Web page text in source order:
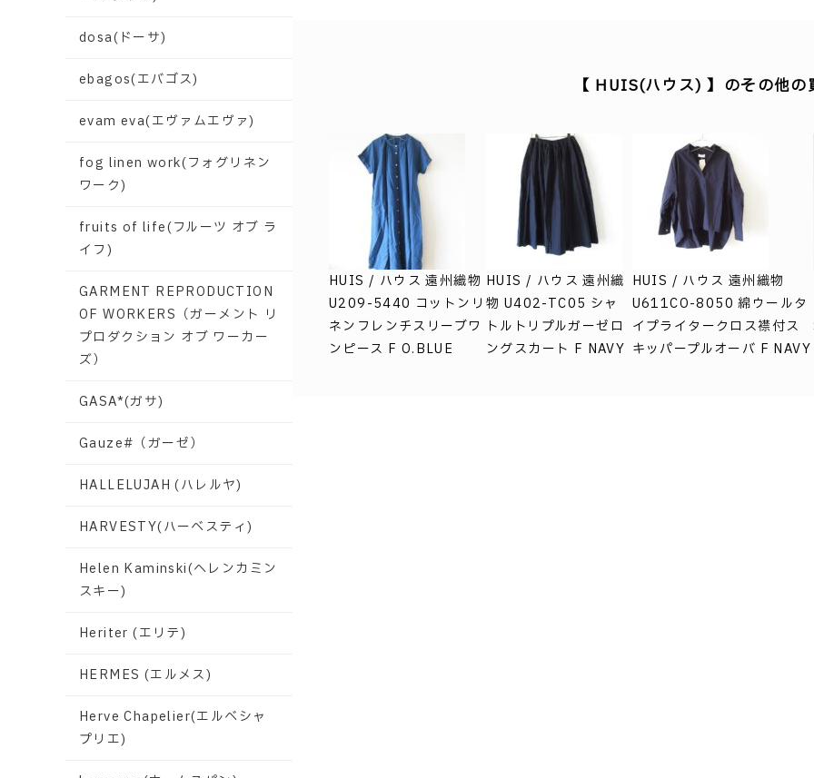
【 HUIS(ハウス) 】のその他の
HUIS / ハウス 遠州織物
U209-5440 コットンリ
ネンフレンチスリーブワ
ンピース F O.BLUE
HUIS / ハウス 遠州織
物 U402-TC05 シャ
トルトリプルガーゼロ
ングスカート F NAVY
HUIS / ハウス 遠州織物
U611CO-8050 綿ウールタ
イプライタークロス襟付ス
キッパープルオーバ F NAVY
dosa(ドーサ)
ebagos(エバゴス)
evam eva(エヴァムエヴァ)
fog linen work(フォグリネン
ワーク)
fruits of life(フルーツ オブ ラ
イフ)
GARMENT REPRODUCTION
OF WORKERS（ガーメント リ
プロダクション オブ ワーカー
ズ）
GASA*(ガサ)
Gauze#（ガーゼ）
HALLELUJAH (ハレルヤ)
HARVESTY(ハーベスティ)
Helen Kaminski(ヘレンカミン
スキー)
Heriter (エリテ)
HERMES (エルメス)
Herve Chapelier(エルベシャ
プリエ)